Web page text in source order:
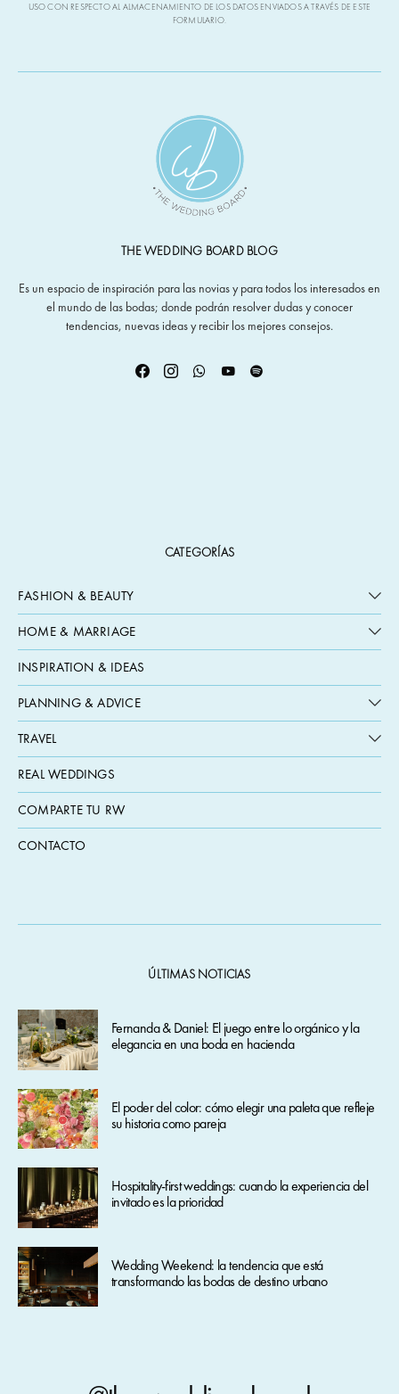
USO CON RESPECTO AL ALMACENAMIENTO DE LOS DATOS ENVIADOS A TRAVÉS DE ESTE
FORMULARIO.
THE WEDDING BOARD BLOG
Es un espacio de inspiración para las novias y para todos los interesados en
el mundo de las bodas; donde podrán resolver dudas y conocer
tendencias, nuevas ideas y recibir los mejores consejos.
CATEGORÍAS
FASHION & BEAUTY
HOME & MARRIAGE
INSPIRATION & IDEAS
PLANNING & ADVICE
TRAVEL
REAL WEDDINGS
COMPARTE TU RW
CONTACTO
ÚLTIMAS NOTICIAS
Fernanda & Daniel: El juego entre lo orgánico y la
elegancia en una boda en hacienda
El poder del color: cómo elegir una paleta que refleje
su historia como pareja
Hospitality-first weddings: cuando la experiencia del
invitado es la prioridad
Wedding Weekend: la tendencia que está
transformando las bodas de destino urbano